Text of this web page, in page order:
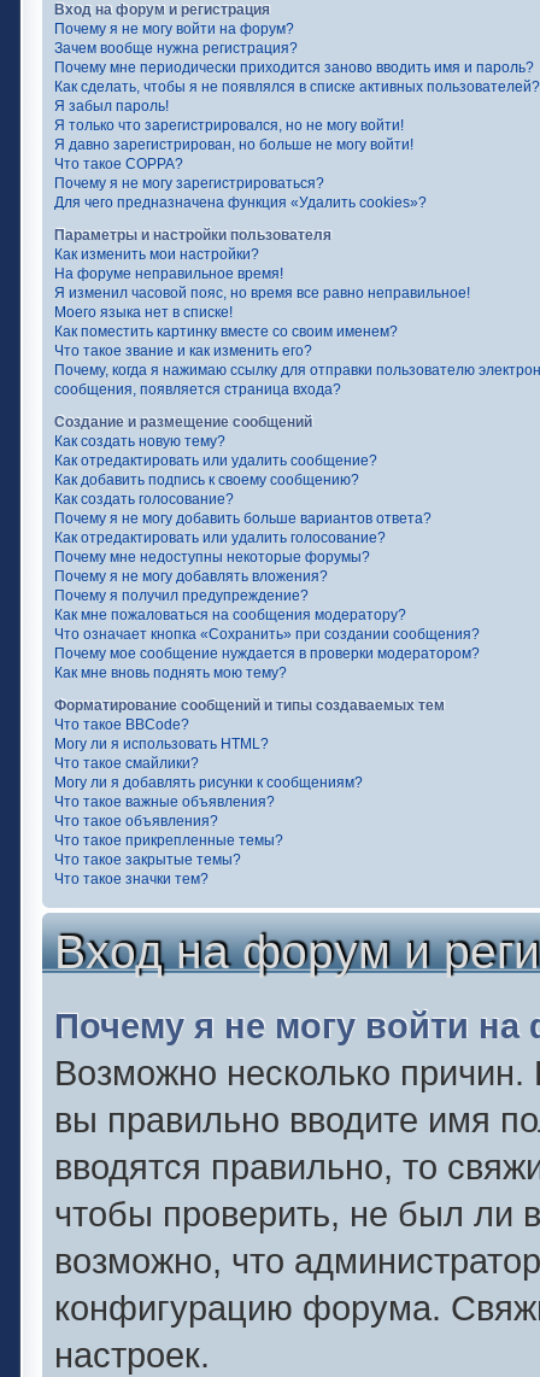
Вход на форум и регистрация
Почему я не могу войти на форум?
Зачем вообще нужна регистрация?
Почему мне периодически приходится заново вводить имя и пароль?
Как сделать, чтобы я не появлялся в списке активных пользователей?
Я забыл пароль!
Я только что зарегистрировался, но не могу войти!
Я давно зарегистрирован, но больше не могу войти!
Что такое COPPA?
Почему я не могу зарегистрироваться?
Для чего предназначена функция «Удалить cookies»?
Параметры и настройки пользователя
Как изменить мои настройки?
На форуме неправильное время!
Я изменил часовой пояс, но время все равно неправильное!
Моего языка нет в списке!
Как поместить картинку вместе со своим именем?
Что такое звание и как изменить его?
Почему, когда я нажимаю ссылку для отправки пользователю
сообщения, появляется страница входа?
Создание и размещение сообщений
Как создать новую тему?
Как отредактировать или удалить сообщение?
Как добавить подпись к своему сообщению?
Как создать голосование?
Почему я не могу добавить больше вариантов ответа?
Как отредактировать или удалить голосование?
Почему мне недоступны некоторые форумы?
Почему я не могу добавлять вложения?
Почему я получил предупреждение?
Как мне пожаловаться на сообщения модератору?
Что означает кнопка «Сохранить» при создании сообщения?
Почему мое сообщение нуждается в проверки модератором?
Как мне вновь поднять мою тему?
Форматирование сообщений и типы создаваемых тем
Что такое BBCode?
Могу ли я использовать HTML?
Что такое смайлики?
Могу ли я добавлять рисунки к сообщениям?
Что такое важные объявления?
Что такое объявления?
Что такое прикрепленные темы?
Что такое закрытые темы?
Что такое значки тем?
Вход на форум и
Почему я не могу войти
Возможно несколько
вы правильно вводите имя
вводятся правильно, то
чтобы проверить, не был ли
возможно, что
конфигурацию форума.
настроек.